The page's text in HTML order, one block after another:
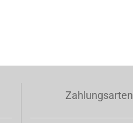
Zahlungsarten